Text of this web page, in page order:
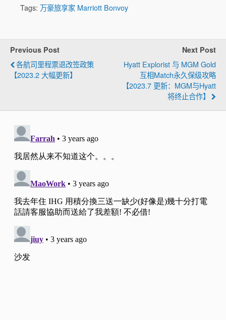
Tags: 万豪旅享家 Marriott Bonvoy
Previous Post
各航司里程票退改签政策
【2023.2 大幅更新】
Next Post
Hyatt Explorist 与 MGM Gold
互相Match永久保级攻略
【2023.7 更新：MGM与Hyatt
将终止合作】